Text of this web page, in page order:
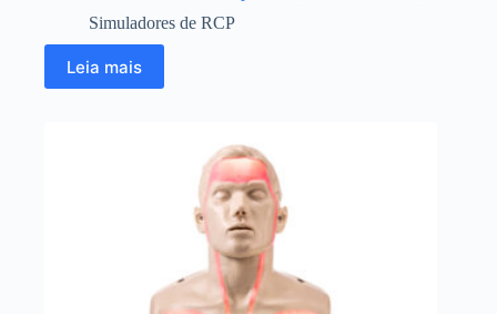
Simuladores de RCP
Leia mais